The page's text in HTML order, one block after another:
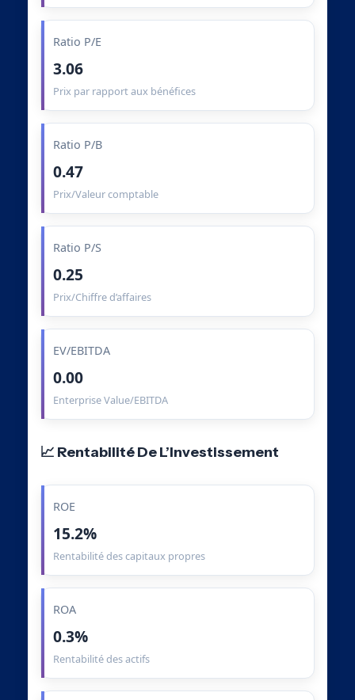
Ratio P/E
3.06
Prix par rapport aux bénéfices
Ratio P/B
0.47
Prix/Valeur comptable
Ratio P/S
0.25
Prix/Chiffre d’affaires
EV/EBITDA
0.00
Enterprise Value/EBITDA
📈 Rentabilité De L’Investissement
ROE
15.2%
Rentabilité des capitaux propres
ROA
0.3%
Rentabilité des actifs